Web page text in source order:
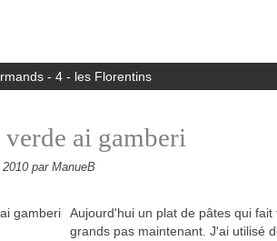
- 4 - les Florentins
ai gamberi
par ManueB
Aujourd'hui un plat de pâtes qui
grands pas maintenant. J'ai utilisé